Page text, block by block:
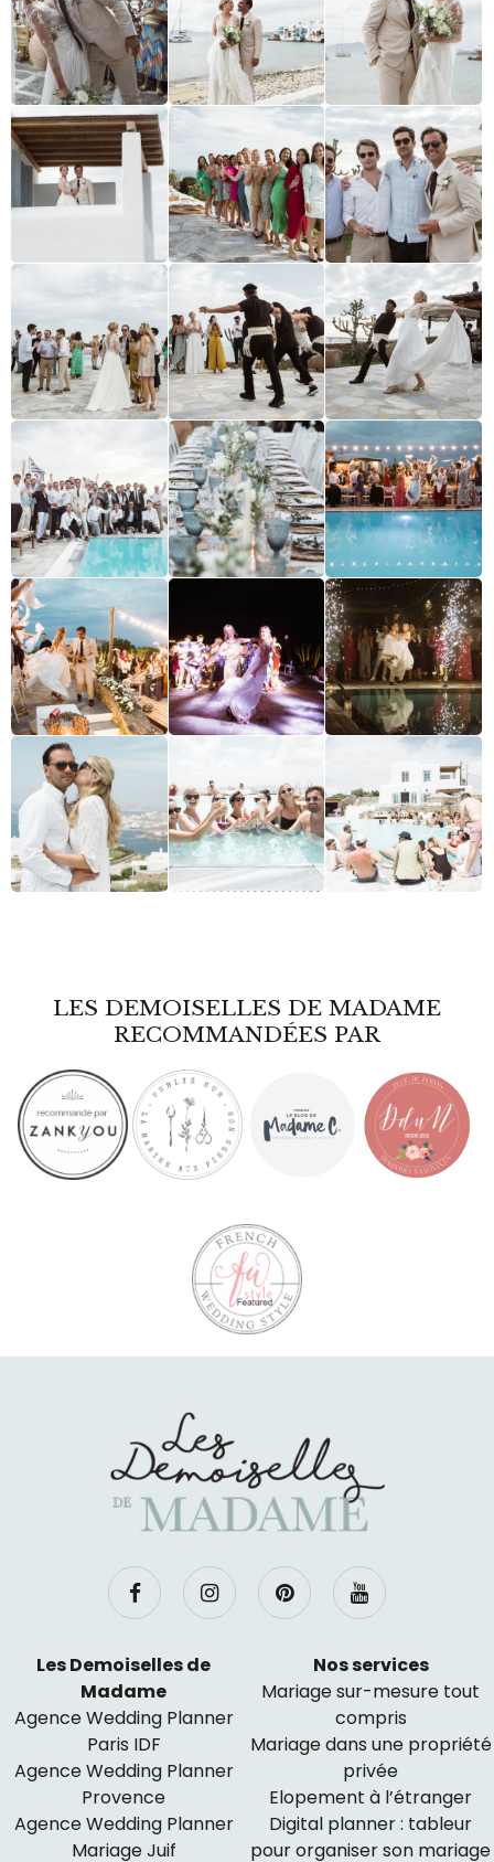
LES DEMOISELLES DE MADAME
RECOMMANDÉES PAR
Les Demoiselles de
Madame
Agence Wedding Planner
Paris IDF
Agence Wedding Planner
Provence
Agence Wedding Planner
Mariage Juif
Nos services
Mariage sur-mesure tout
compris
Mariage dans une propriété
privée
Elopement à l’étranger
Digital planner : tableur
pour organiser son mariage